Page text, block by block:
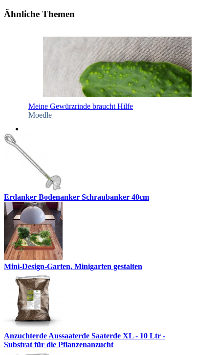
Ähnliche Themen
Meine Gewürzrinde braucht Hilfe
Moedle
Erdanker Bodenanker Schraubanker 40cm
Mini-Design-Garten, Minigarten gestalten
Anzuchterde Aussaaterde Saaterde XL - 10 Ltr -
Substrat für die Pflanzenanzucht